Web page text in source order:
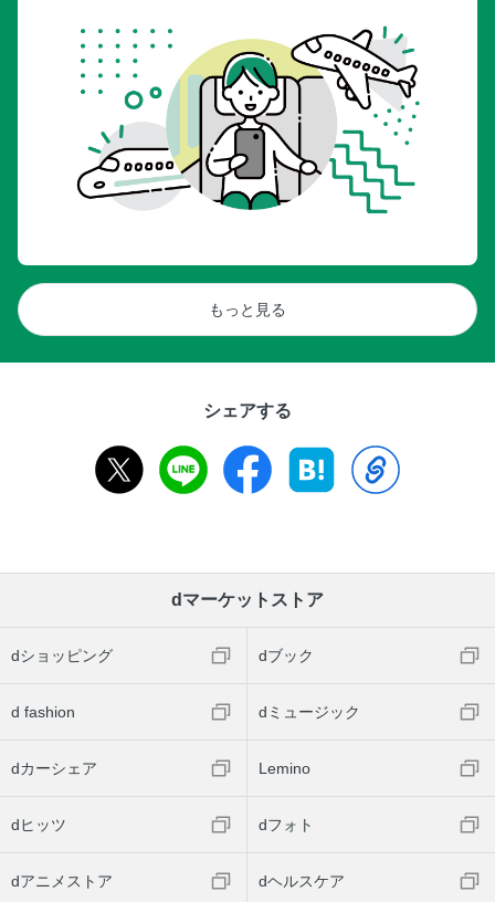
もっと見る
シェアする
dマーケットストア
dショッピング dブック
d fashion dミュージック
dカーシェア Lemino
dヒッツ dフォト
dアニメストア dヘルスケア